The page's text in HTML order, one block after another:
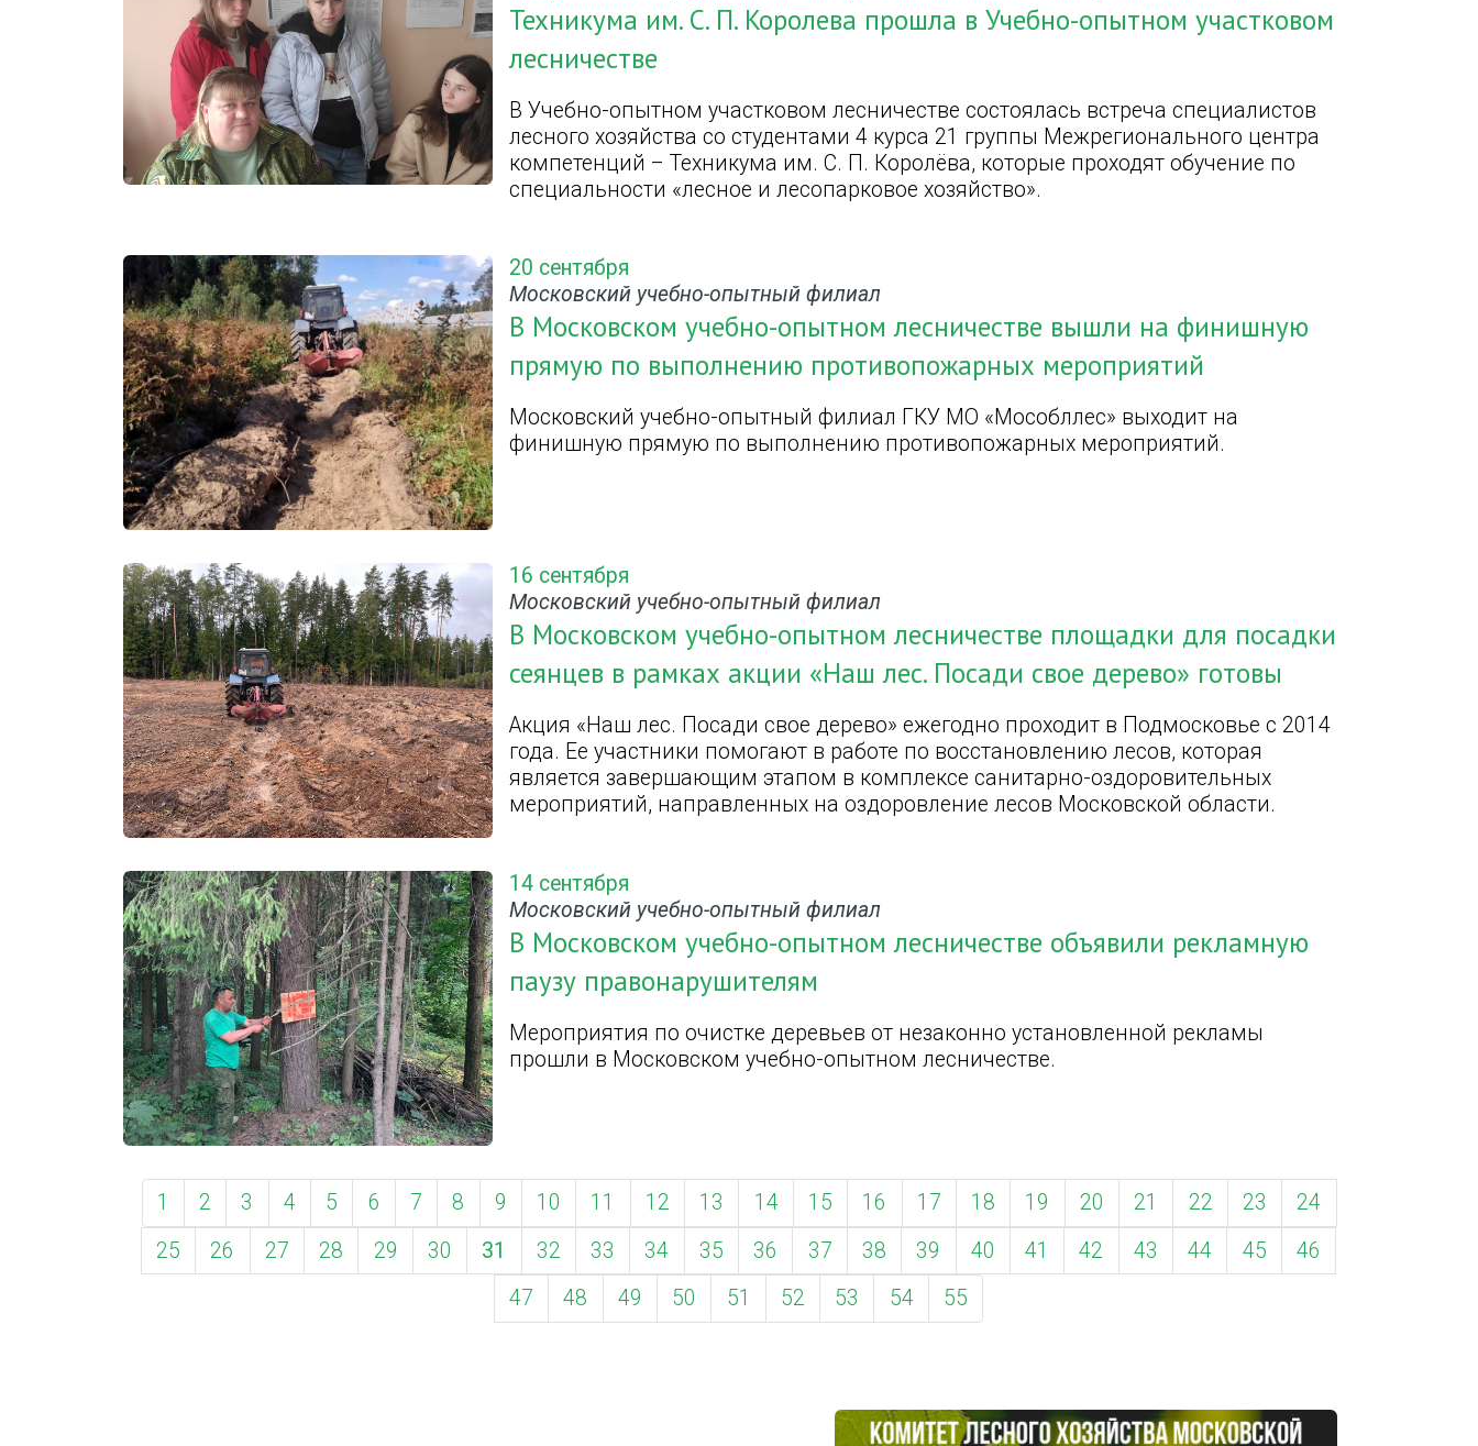
Техникума им. С. П. Королева прошла в Учебно-опытном участковом
лесничестве
В Учебно-опытном участковом лесничестве состоялась встреча специалистов
лесного хозяйства со студентами 4 курса 21 группы Межрегионального центра
компетенций – Техникума им. С. П. Королёва, которые проходят обучение по
специальности «лесное и лесопарковое хозяйство».
20 сентября
Московский учебно-опытный филиал
В Московском учебно-опытном лесничестве вышли на финишную
прямую по выполнению противопожарных мероприятий
Московский учебно-опытный филиал ГКУ МО «Мособллес» выходит на
финишную прямую по выполнению противопожарных мероприятий.
16 сентября
Московский учебно-опытный филиал
В Московском учебно-опытном лесничестве площадки для посадки
сеянцев в рамках акции «Наш лес. Посади свое дерево» готовы
Акция «Наш лес. Посади свое дерево» ежегодно проходит в Подмосковье с 2014
года. Ее участники помогают в работе по восстановлению лесов, которая
является завершающим этапом в комплексе санитарно-оздоровительных
мероприятий, направленных на оздоровление лесов Московской области.
14 сентября
Московский учебно-опытный филиал
В Московском учебно-опытном лесничестве объявили рекламную
паузу правонарушителям
Мероприятия по очистке деревьев от незаконно установленной рекламы
прошли в Московском учебно-опытном лесничестве.
1 2 3 4 5 6 7 8 9 10 11 12 13 14 15 16 17 18 19 20 21 22 23
24
25
26 27 28 29 30 31 32 33 34 35 36 37 38 39 40 41 42 43 44 45
46
47
48 49 50 51 52 53 54 55